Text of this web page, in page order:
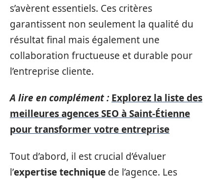
s’avèrent essentiels. Ces critères
garantissent non seulement la qualité du
résultat final mais également une
collaboration fructueuse et durable pour
l’entreprise cliente.
A lire en complément : Explorez la liste des
meilleures agences SEO à Saint-Étienne
pour transformer votre entreprise
Tout d’abord, il est crucial d’évaluer
l’expertise technique de l’agence. Les